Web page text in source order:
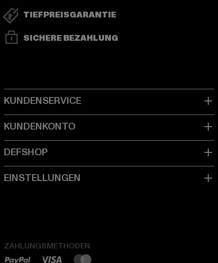
TIEFPREISGARANTIE
SICHERE BEZAHLUNG
ZAHLUNGSMETHODEN